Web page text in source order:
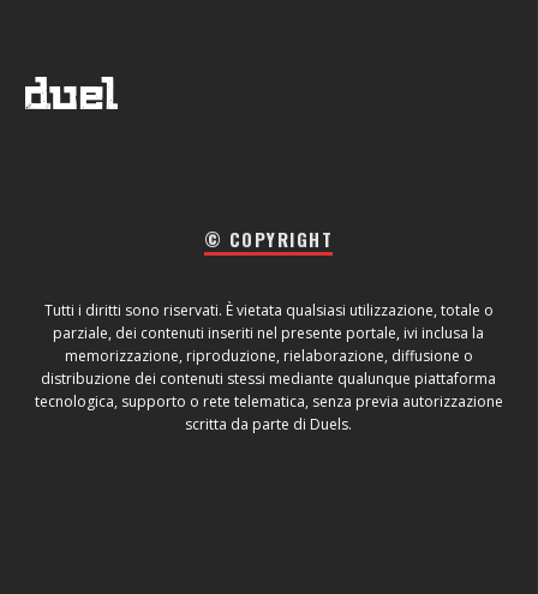
© COPYRIGHT
Tutti i diritti sono riservati. È vietata qualsiasi utilizzazione, totale o
parziale, dei contenuti inseriti nel presente portale, ivi inclusa la
memorizzazione, riproduzione, rielaborazione, diffusione o
distribuzione dei contenuti stessi mediante qualunque piattaforma
tecnologica, supporto o rete telematica, senza previa autorizzazione
scritta da parte di Duels.